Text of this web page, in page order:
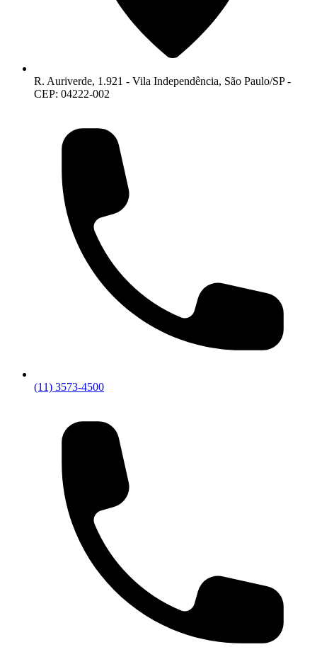
R. Auriverde, 1.921 - Vila Independência, São Paulo/SP -
CEP: 04222-002
(11) 3573-4500